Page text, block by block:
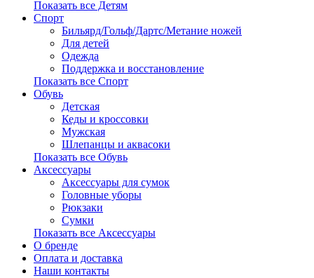
Показать все Детям
Спорт
Бильярд/Гольф/Дартс/Метание ножей
Для детей
Одежда
Поддержка и восстановление
Показать все Спорт
Обувь
Детская
Кеды и кроссовки
Мужская
Шлепанцы и аквасоки
Показать все Обувь
Аксессуары
Аксессуары для сумок
Головные уборы
Рюкзаки
Сумки
Показать все Аксессуары
О бренде
Оплата и доставка
Наши контакты